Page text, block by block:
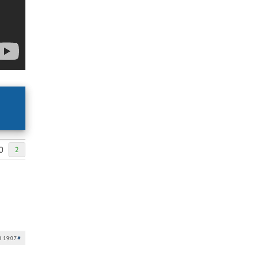
2
19:07#